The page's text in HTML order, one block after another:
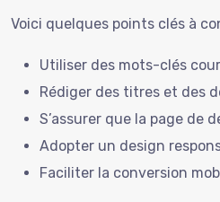
Voici quelques points clés à
Utiliser des mots-clés
Rédiger des titres et des
S’assurer que la page de
Adopter un design
Faciliter la conversion